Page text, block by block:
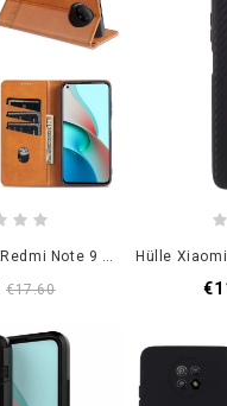
Flip Case Xiaomi Redmi Note 9 5G / Note 9T 5G Schwarz Azns Lederstil
€17.60